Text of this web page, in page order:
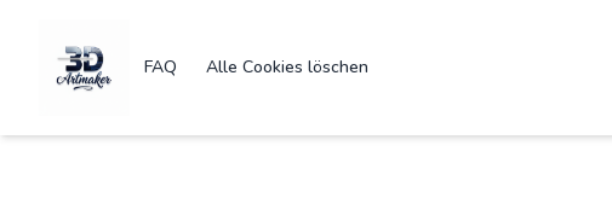
FAQ Alle Cookies löschen